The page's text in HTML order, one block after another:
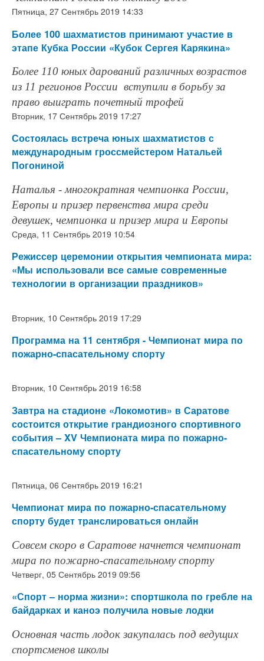
Пятница, 27 Сентябрь 2019 14:33
Более 100 шахматистов принимают участие в
этапе Кубка России «Кубок Сергея Карякина»
Более 110 юных дарований различных возрастов
из 11 регионов России вступили в борьбу за
право выиграть почетный трофей
Вторник, 17 Сентябрь 2019 17:27
Состоялась встреча юных шахматистов с
международным гроссмейстером Натальей
Погониной
Наталья - многократная чемпионка России,
Европы и призер первенства мира среди
девушек, чемпионка и призер мира и Европы
Среда, 11 Сентябрь 2019 10:54
Режиссер церемонии открытия чемпионата мира:
«Мы использовали все самые современные
технологии в организации праздников»
Вторник, 10 Сентябрь 2019 17:29
Программа на 11 сентября - Чемпионат мира по
пожарно-спасательному спорту
Вторник, 10 Сентябрь 2019 16:58
Завтра на стадионе «Локомотив» в Саратове
состоится открытие грандиозного спортивного
события – XV Чемпионата мира по пожарно-
спасательному спорту
Пятница, 06 Сентябрь 2019 16:21
Чемпионат мира по пожарно-спасательному
спорту будет транслироваться онлайн
Совсем скоро в Саратове начнется чемпионат
мира по пожарно-спасательному спорту
Четверг, 05 Сентябрь 2019 09:56
«Спорт – норма жизни»: спортшкола по гребле на
байдарках и каноэ получила новые лодки
Основная часть лодок закупалась под ведущих
спортсменов школы